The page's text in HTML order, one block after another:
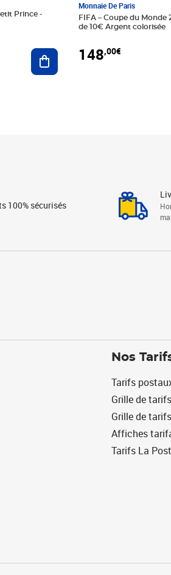
Prince -
Ajouter au panier
Monnaie De Paris
FIFA – Coupe du Monde
de 10€ Argent colorisée
148,00€
100% sécurisés
Nos
Tarifs
Grille de
Grille de
Affiches
Tarifs La